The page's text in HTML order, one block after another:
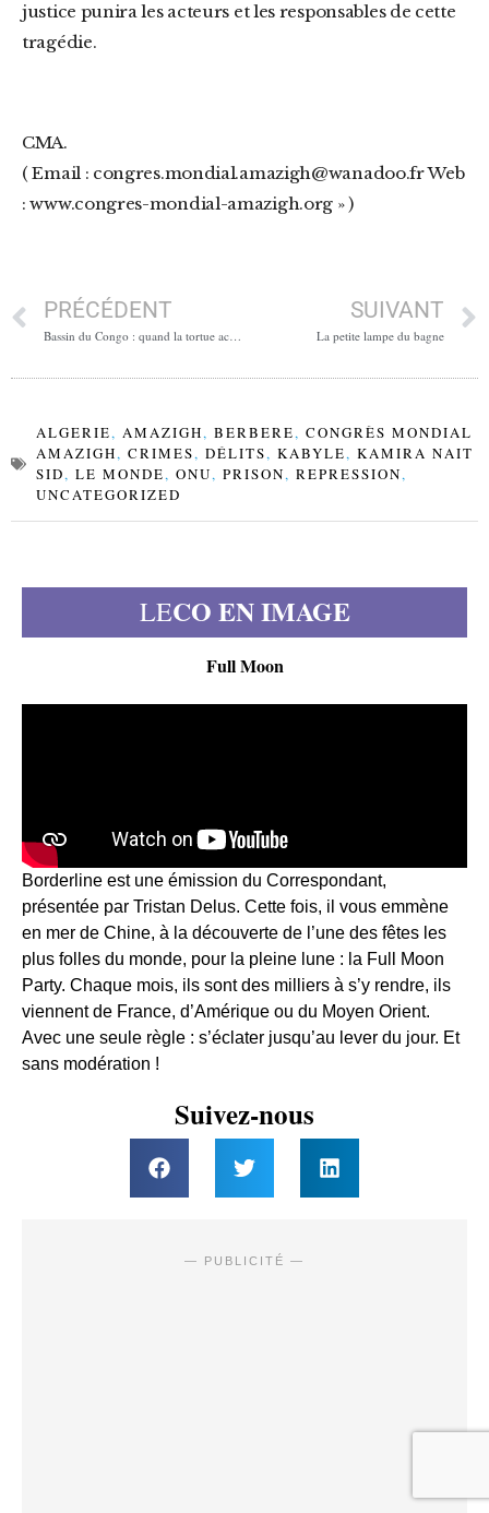
justice punira les acteurs et les responsables de cette
tragédie.
CMA.
( Email : congres.mondial.amazigh@wanadoo.fr Web
: www.congres-mondial-amazigh.org » )
PRÉCÉDENT
Bassin du Congo : quand la tortue accouche d’une montagne
SUIVANT
La petite lampe du bagne
ALGERIE, AMAZIGH, BERBERE, CONGRÈS MONDIAL
AMAZIGH, CRIMES, DÉLITS, KABYLE, KAMIRA NAIT
SID, LE MONDE, ONU, PRISON, REPRESSION,
UNCATEGORIZED
LECO EN IMAGE
Full Moon
Borderline est une émission du Correspondant,
présentée par Tristan Delus. Cette fois, il vous emmène
en mer de Chine, à la découverte de l’une des fêtes les
plus folles du monde, pour la pleine lune : la Full Moon
Party. Chaque mois, ils sont des milliers à s’y rendre, ils
viennent de France, d’Amérique ou du Moyen Orient.
Avec une seule règle : s’éclater jusqu’au lever du jour. Et
sans modération !
Suivez-nous
— PUBLICITÉ —